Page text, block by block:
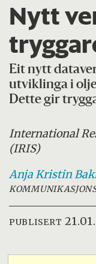
Nytt
Eit nytt
utviklinga i
Dette gir
International
(IRIS)
Anja Kristin
PUBLISERT